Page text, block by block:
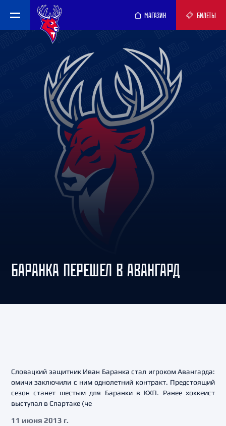
МАГАЗИН БИЛЕТЫ
БАРАНКА ПЕРЕШЕЛ В АВАНГАРД
Словацкий защитник Иван Баранка стал игроком Авангарда:
омичи заключили с ним однолетний контракт. Предстоящий
сезон станет шестым для Баранки в КХЛ. Ранее хоккеист
выступал в Спартаке (че
11 июня 2013 г.